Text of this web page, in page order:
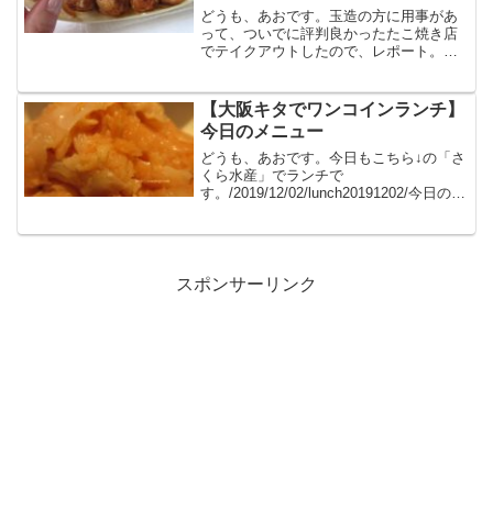
どうも、あおです。玉造の方に用事があ
って、ついでに評判良かったたこ焼き店
でテイクアウトしたので、レポート。場
のレビューがたくさんありました。これ
は期待大。美味しくて...
【大阪キタでワンコインランチ】
今日のメニュー
どうも、あおです。今日もこちら↓の「さ
くら水産」でランチで
す。/2019/12/02/lunch20191202/今日のメ
スポンサーリンク